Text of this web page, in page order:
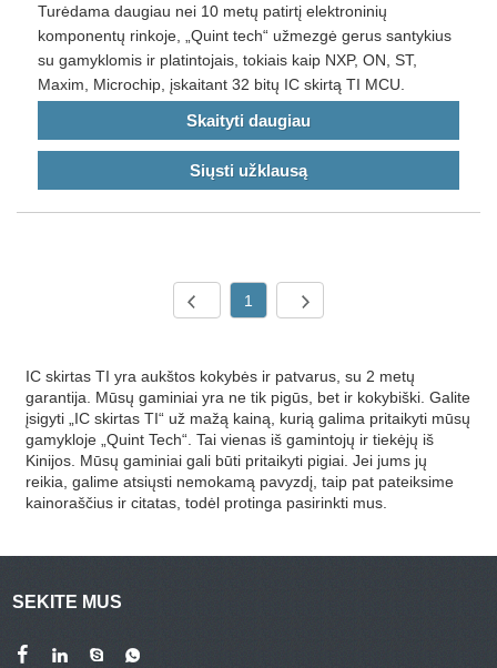
Turėdama daugiau nei 10 metų patirtį elektroninių
komponentų rinkoje, „Quint tech“ užmezgė gerus santykius
su gamyklomis ir platintojais, tokiais kaip NXP, ON, ST,
Maxim, Microchip, įskaitant 32 bitų IC skirtą TI MCU.
Skaityti daugiau
Siųsti užklausą
1
IC skirtas TI yra aukštos kokybės ir patvarus, su 2 metų
garantija. Mūsų gaminiai yra ne tik pigūs, bet ir kokybiški. Galite
įsigyti „IC skirtas TI“ už mažą kainą, kurią galima pritaikyti mūsų
gamykloje „Quint Tech“. Tai vienas iš gamintojų ir tiekėjų iš
Kinijos. Mūsų gaminiai gali būti pritaikyti pigiai. Jei jums jų
reikia, galime atsiųsti nemokamą pavyzdį, taip pat pateiksime
kainoraščius ir citatas, todėl protinga pasirinkti mus.
SEKITE MUS